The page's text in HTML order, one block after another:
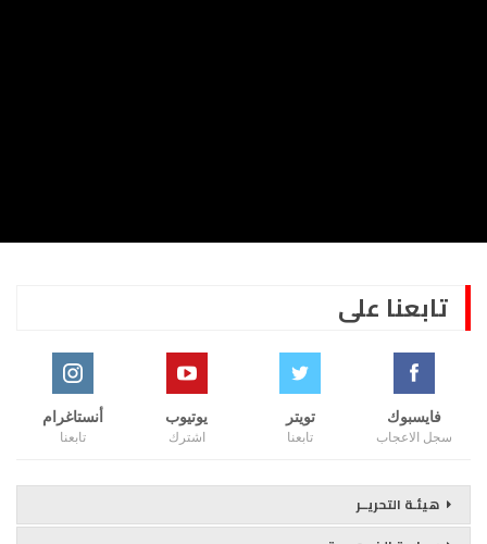
تابعنا على
فايسبوك
سجل الاعجاب
تويتر
تابعنا
يوتيوب
اشترك
أنستاغرام
تابعنا
هيئـة التحريــر